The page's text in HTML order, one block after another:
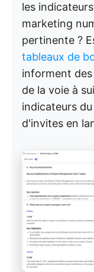
les
marketing
pertinente ?
tableaux de
informent
de la voie à
indicateurs
d'invites en